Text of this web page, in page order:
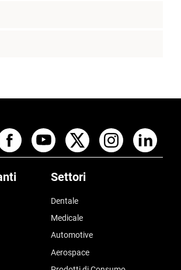
Settori
Dentale
Medicale
Automotive
Aerospace